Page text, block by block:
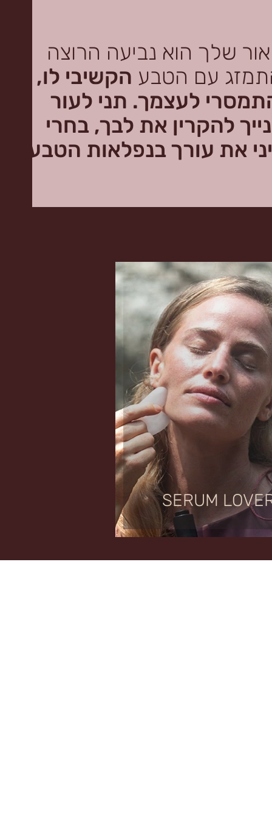
שלך הוא נביעה הרוצה
עם הטבע הקשיבי לו,
לעצמך. תני לעור
להקרין את לבך, בחרי
את עורך בנפלאות הטבע
SERUM